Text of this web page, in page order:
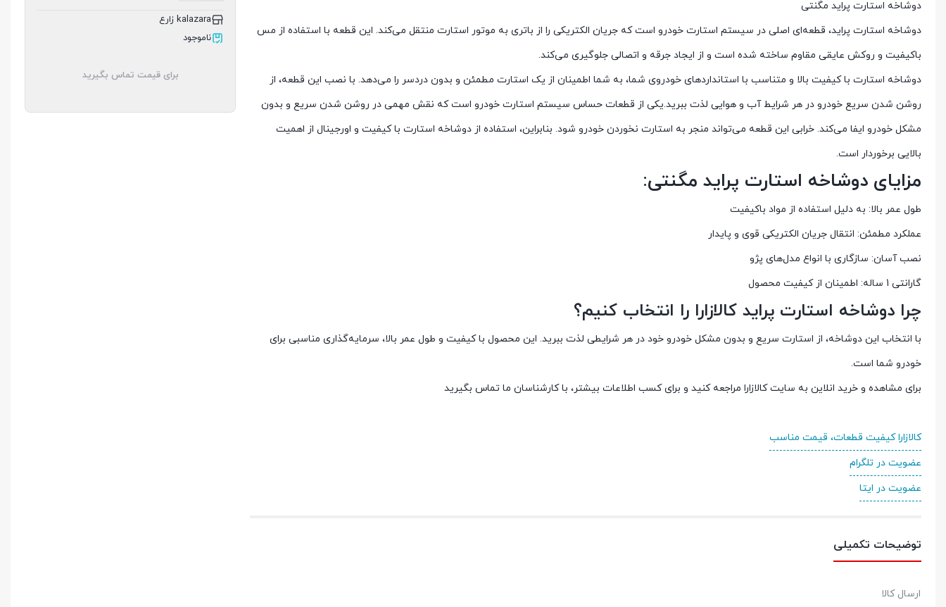
دوشاخه استارت پراید مگنتی
دوشاخه استارت پراید، قطعه‌ای اصلی در سیستم استارت خودرو است که جریان الکتریکی را از باتری به موتور استارت منتقل می‌کند. این قطعه با استفاده از مس
باکیفیت و روکش عایقی مقاوم ساخته شده است و از ایجاد جرقه و اتصالی جلوگیری می‌کند.
دوشاخه استارت با کیفیت بالا و متناسب با استانداردهای خودروی شما، به شما اطمینان از یک استارت مطمئن و بدون دردسر را می‌دهد. با نصب این قطعه، از
روشن شدن سریع خودرو در هر شرایط آب و هوایی لذت ببرید.یکی از قطعات حساس سیستم استارت خودرو است که نقش مهمی در روشن شدن سریع و بدون
مشکل خودرو ایفا می‌کند. خرابی این قطعه می‌تواند منجر به استارت نخوردن خودرو شود. بنابراین، استفاده از دوشاخه استارت با کیفیت و اورجینال از اهمیت
بالایی برخوردار است.
مزایای دوشاخه استارت پراید مگنتی:
طول عمر بالا: به دلیل استفاده از مواد باکیفیت
عملکرد مطمئن: انتقال جریان الکتریکی قوی و پایدار
نصب آسان: سازگاری با انواع مدل‌های پژو
گارانتی 1 ساله: اطمینان از کیفیت محصول
چرا دوشاخه استارت پراید کالازارا را انتخاب کنیم؟
با انتخاب این دوشاخه، از استارت سریع و بدون مشکل خودرو خود در هر شرایطی لذت ببرید. این محصول با کیفیت و طول عمر بالا، سرمایه‌گذاری مناسبی برای
خودرو شما است.
برای مشاهده و خرید انلاین به سایت کالازارا مراجعه کنید و برای کسب اطلاعات بیشتر، با کارشناسان ما تماس بگیرید
کالازارا کیفیت قطعات، قیمت مناسب
عضویت در تلگرام
عضویت در ایتا
توضیحات تکمیلی
ارسال کالا
kalazara زارع
ناموجود
برای قیمت تماس بگیرید